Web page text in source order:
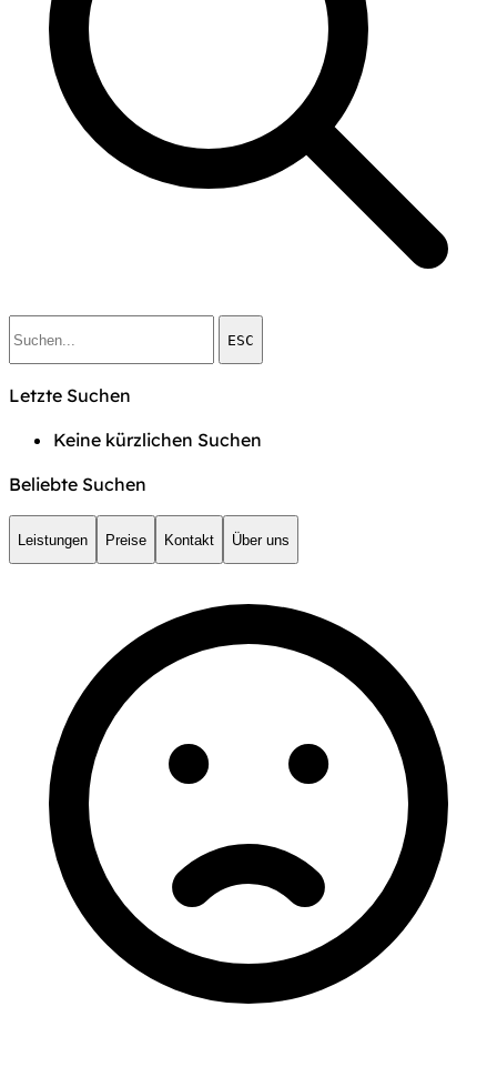
ESC
Letzte Suchen
Keine kürzlichen Suchen
Beliebte Suchen
Leistungen Preise Kontakt Über uns